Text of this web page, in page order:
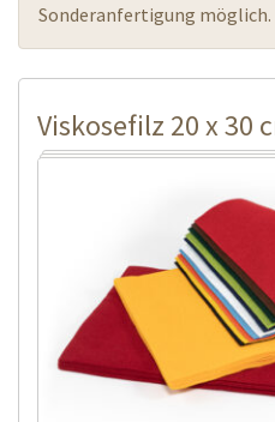
Sonderanfertigung möglich.
Viskosefilz 20 x 30